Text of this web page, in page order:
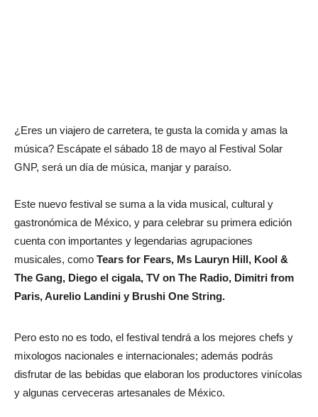
¿Eres un viajero de carretera, te gusta la comida y amas la
música? Escápate el sábado 18 de mayo al Festival Solar
GNP, será un día de música, manjar y paraíso.
Este nuevo festival se suma a la vida musical, cultural y
gastronómica de México, y para celebrar su primera edición
cuenta con importantes y legendarias agrupaciones
musicales, como Tears for Fears, Ms Lauryn Hill, Kool &
The Gang, Diego el cigala, TV on The Radio, Dimitri from
Paris, Aurelio Landini y Brushi One String.
Pero esto no es todo, el festival tendrá a los mejores chefs y
mixologos nacionales e internacionales; además podrás
disfrutar de las bebidas que elaboran los productores vinícolas
y algunas cerveceras artesanales de México.